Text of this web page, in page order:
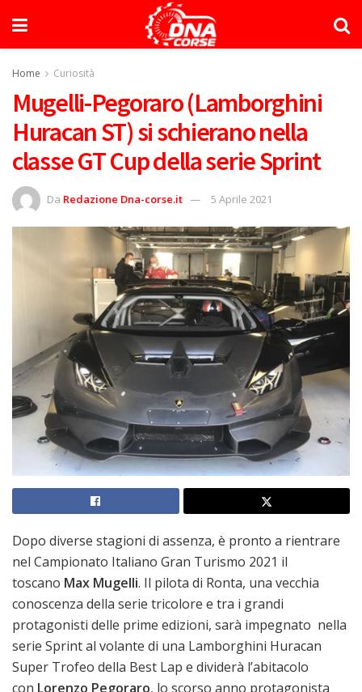
Home Curiosità
Mugelli-Pegoraro (Lamborghini
Huracan ST) si schierano nella
classe GT Cup della serie Sprint
Da Redazione Dna-corse.it 5 Aprile 2021
Dopo diverse stagioni di assenza, è pronto a rientrare
nel Campionato Italiano Gran Turismo 2021 il
toscano Max Mugelli. Il pilota di Ronta, una vecchia
conoscenza della serie tricolore e tra i grandi
protagonisti delle prime edizioni, sarà impegnato nella
serie Sprint al volante di una Lamborghini Huracan
Super Trofeo della Best Lap e dividerà l’abitacolo
con Lorenzo Pegoraro, lo scorso anno protagonista